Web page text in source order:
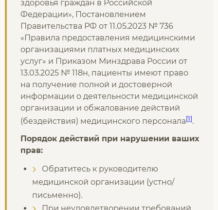
здоровья граждан в Российской
Федерации», Постановлением
Правительства РФ от 11.05.2023 № 736
«Правила предоставления медицинскими
организациями платных медицинских
услуг» и Приказом Минздрава России от
13.03.2025 № 118н, пациенты имеют право
на получение полной и достоверной
информации о деятельности медицинской
организации и обжалование действий
(бездействия) медицинского персонала[1].
Порядок действий при нарушении ваших
прав:
Обратитесь к руководителю
медицинской организации (устно/
письменно).